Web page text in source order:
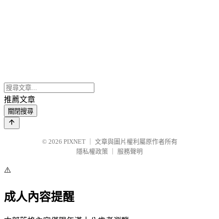
推薦文章
關閉搜尋
© 2026 PIXNET
文章與圖片權利屬原作者所有
隱私權政策
服務聲明
⚠️
成人內容提醒